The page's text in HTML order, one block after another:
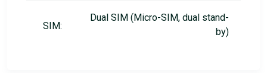
SIM:
Dual SIM (Micro-SIM, dual stand-
by)